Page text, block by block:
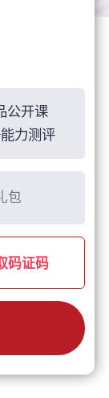
公开课
力测评
码证码